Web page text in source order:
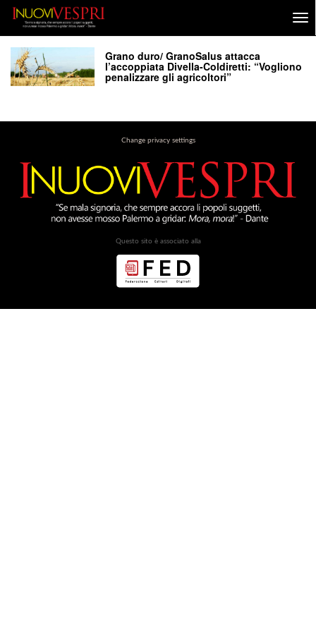
Grano duro/ GranoSalus attacca
l’accoppiata Divella-Coldiretti: “Vogliono
penalizzare gli agricoltori”
Change privacy settings
Questo sito è associato alla